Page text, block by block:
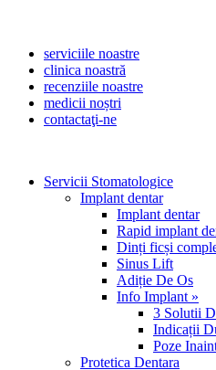
serviciile noastre
clinica noastră
recenziile noastre
medicii noștri
contactaţi-ne
Servicii Stomatologice
Implant dentar
Implant dentar
Rapid implant
Dinți ficși
Sinus Lift
Adiție De Os
Info Implant »
3 Solutii
Indicații
Poze
Protetica Dentara